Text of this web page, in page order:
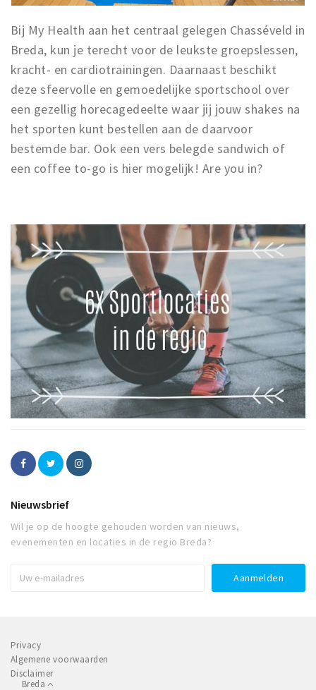
Bij My Health aan het centraal gelegen Chasséveld in
Breda, kun je terecht voor de leukste groepslessen,
kracht- en cardiotrainingen. Daarnaast beschikt
deze sfeervolle en gemoedelijke sportschool over
een gezellig horecagedeelte waar jij jouw shakes na
het sporten kunt bestellen aan de daarvoor
bestemde bar. Ook een vers belegde sandwich of
een coffee to-go is hier mogelijk! Are you in?
Nieuwsbrief
Wil je op de hoogte gehouden worden van nieuws,
evenementen en locaties in de regio Breda?
Privacy
Algemene voorwaarden
Disclaimer
Breda